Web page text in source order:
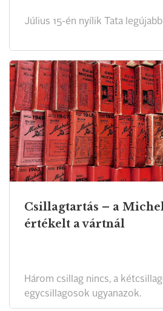
Július 15-én nyílik Tata
Csillagtartás – a
értékelt a vártnál
Három csillag nincs, a
egycsillagosok ugyanazok.